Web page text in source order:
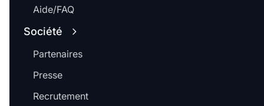
Aide/FAQ
Société
Partenaires
Presse
Recrutement